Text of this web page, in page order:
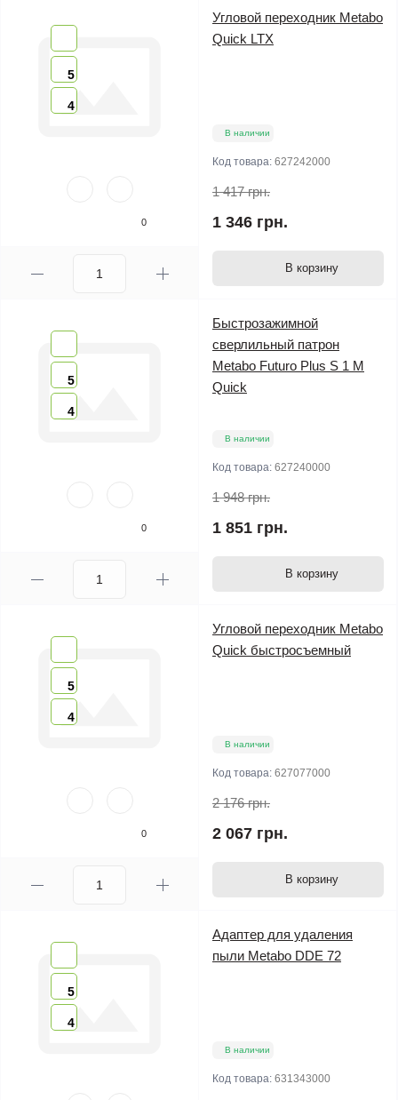
5
4
0
Угловой переходник Metabo
Quick LTX
В наличии
Код товара: 627242000
1 417 грн.
1 346 грн.
В корзину
5
4
0
Быстрозажимной
сверлильный патрон
Metabo Futuro Plus S 1 М
Quick
В наличии
Код товара: 627240000
1 948 грн.
1 851 грн.
В корзину
5
4
0
Угловой переходник Metabo
Quick быстросъемный
В наличии
Код товара: 627077000
2 176 грн.
2 067 грн.
В корзину
5
4
Адаптер для удаления
пыли Metabo DDE 72
В наличии
Код товара: 631343000